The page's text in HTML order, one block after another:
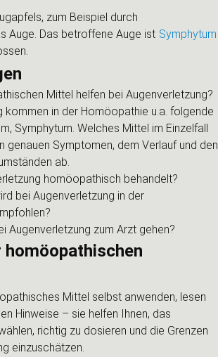
zum Beispiel durch
Auge. Das betroffene Auge ist Symphytum
Mittel helfen bei Augenverletzung?
kommen in der Homöopathie u.a. folgende
Symphytum. Welches Mittel im Einzelfall
genauen Symptomen, dem Verlauf und den
ab.
homöopathisch behandelt?
bei Augenverletzung in der
Augenverletzung zum Arzt gehen?
homöopathischen
Mittel selbst anwenden, lesen
Hinweise – sie helfen Ihnen, das
richtig zu dosieren und die Grenzen
einzuschätzen.